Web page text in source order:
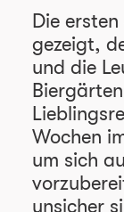
Die
gezeigt,
und die
Wochen
um sich
unsicher